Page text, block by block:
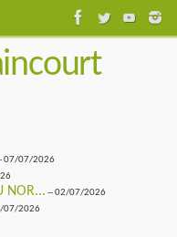
07/07/2026
NOR... -- 02/07/2026
07/2026